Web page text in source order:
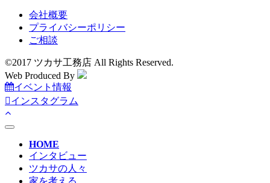
会社概要
プライバシーポリシー
ご相談
©2017 ツカサ工務店 All Rights Reserved.
Web Produced By
イベント情報
インスタグラム
toggle
navigationHOME
インタビュー
ツカサの人々
家を考える